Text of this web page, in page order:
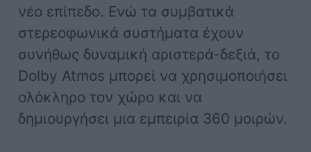
νέο επίπεδο. Ενώ τα συμβατικά
στερεοφωνικά συστήματα έχουν
συνήθως δυναμική αριστερά-δεξιά, το
Dolby Atmos μπορεί να χρησιμοποιήσει
ολόκληρο τον χώρο και να
δημιουργήσει μια εμπειρία 360 μοιρών.